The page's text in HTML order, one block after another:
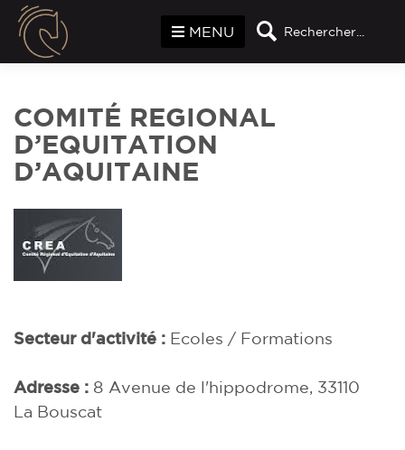
Rechercher...
MENU
COMITÉ REGIONAL
D’EQUITATION
D’AQUITAINE
Secteur d'activité : Ecoles / Formations
Adresse : 8 Avenue de l'hippodrome, 33110
La Bouscat
Panneau de gestion des cookies